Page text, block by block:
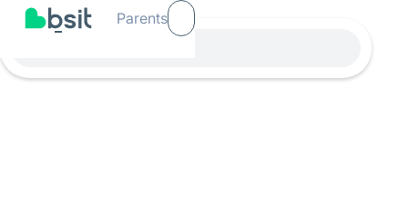
Parents